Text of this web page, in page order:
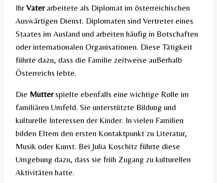
IhrVaterarbeitete als Diplomat im österreichischen
Auswärtigen Dienst. Diplomaten sind Vertreter eines
Staates im Ausland und arbeiten häufig in Botschaften
oder internationalen Organisationen. Diese Tätigkeit
führte dazu, dass die Familie zeitweise außerhalb
Österreichs lebte.
Die Mutterspielte ebenfalls eine wichtige Rolle im
familiären Umfeld. Sie unterstützte Bildung und
kulturelle Interessen der Kinder. In vielen Familien
bilden Eltern den ersten Kontaktpunkt zu Literatur,
Musik oder Kunst. Bei Julia Koschitz führte diese
Umgebung dazu, dass sie früh Zugang zu kulturellen
Aktivitäten hatte.